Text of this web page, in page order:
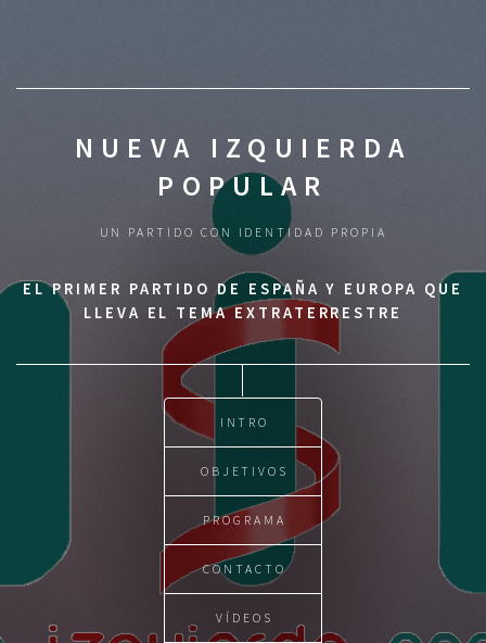
NUEVA IZQUIERDA
POPULAR
UN PARTIDO CON IDENTIDAD PROPIA
EL PRIMER PARTIDO DE ESPAÑA Y EUROPA QUE
LLEVA EL TEMA EXTRATERRESTRE
INTRO
OBJETIVOS
PROGRAMA
CONTACTO
VÍDEOS